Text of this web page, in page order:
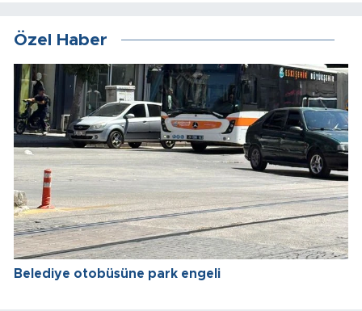
Özel Haber
Belediye otobüsüne park engeli